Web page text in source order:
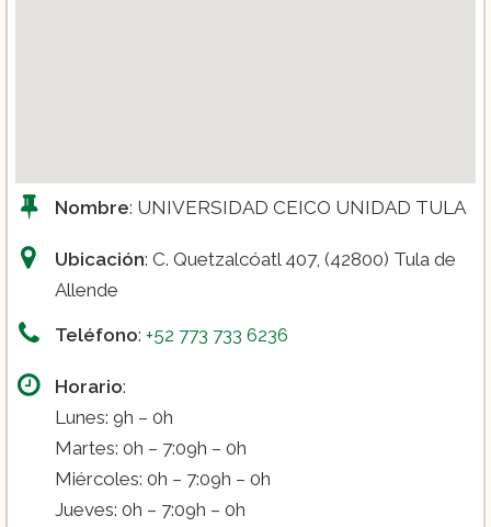
Nombre: UNIVERSIDAD CEICO UNIDAD TULA
Ubicación: C. Quetzalcóatl 407, (42800) Tula de
Allende
Teléfono: +52 773 733 6236
Horario:
Lunes: 9h – 0h
Martes: 0h – 7:09h – 0h
Miércoles: 0h – 7:09h – 0h
Jueves: 0h – 7:09h – 0h